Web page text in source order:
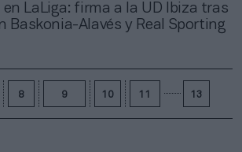
en LaLiga: firma a la UD Ibiza tras
Baskonia-Alavés y Real Sporting
8 9 10 11 13